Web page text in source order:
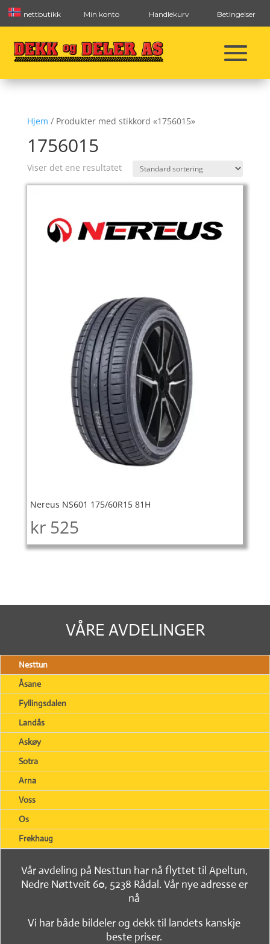
nettbutikk Min konto Handlekurv Betingelser
Hjem / Produkter med stikkord «1756015»
1756015
Viser det ene resultatet
Nereus NS601 175/60R15 81H
kr 525
VÅRE AVDELINGER
Nesttun
Åsane
Fyllingsdalen
Landås
Askøy
Sotra
Arna
Voss
Os
Frekhaug
Vår avdeling på Nesttun har nå flyttet til Apeltun,
Nedre Nøttveit 60, 5238 Rådal. Vår nye adresse er
nå
Vi har både bildeler og dekk til landets kanskje
beste priser.